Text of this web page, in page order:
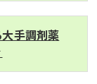
大手調剤薬